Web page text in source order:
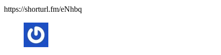
https://shorturl.fm/eNhbq